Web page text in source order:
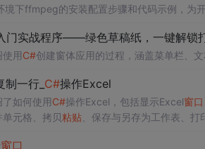
境下ffmpeg的安装配置步骤和代码示例，为
门实战程序——绿色草稿纸，一键解锁
用C#创建窗体应用的过程，涵盖菜单栏、
一行_ C#操作Excel
如何使用C#操作Excel，包括显示Excel窗口
元格、拷贝粘贴、保存与另存为工作表、打
窗口